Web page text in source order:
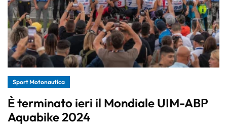
Sport Motonautica
È terminato ieri il Mondiale UIM-ABP
Aquabike 2024